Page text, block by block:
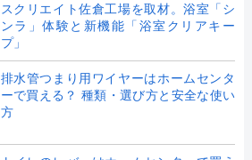
スクリエイト佐倉工場を取材。浴室「シ
ンラ」体験と新機能「浴室クリアキー
プ」
排水管つまり用ワイヤーはホームセンタ
ーで買える？ 種類・選び方と安全な使い
方